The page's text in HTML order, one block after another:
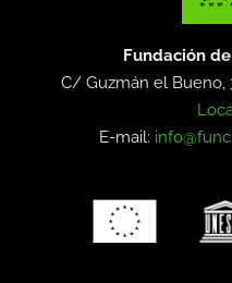
Fundación
C/ Guzmán el Bueno,
E-mail: